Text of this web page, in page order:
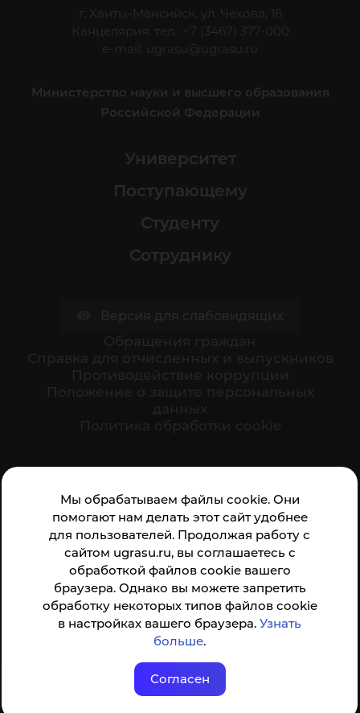
Мы обрабатываем файлы cookie. Они
помогают нам делать этот сайт удобнее
для пользователей. Продолжая работу с
сайтом ugrasu.ru, вы соглашаетесь с
обработкой файлов cookie вашего
браузера. Однако вы можете запретить
обработку некоторых типов файлов cookie
в настройках вашего браузера.Узнать
больше.
Согласен
г. Ханты-Мансийск, ул. Чехова, 16
Канцелярия: тел.: +7 (3467) 377-000
e-mail:
ugrasu@ugrasu.ru
Министерство науки и высшего образования
Российской Федерации
Университет
Поступающему
Студенту
Сотруднику
организации:
Анкета доступна по QR-коду, а так же по прямой
ссылке
© ФГБОУ ВО ЮГУ 2001–2026